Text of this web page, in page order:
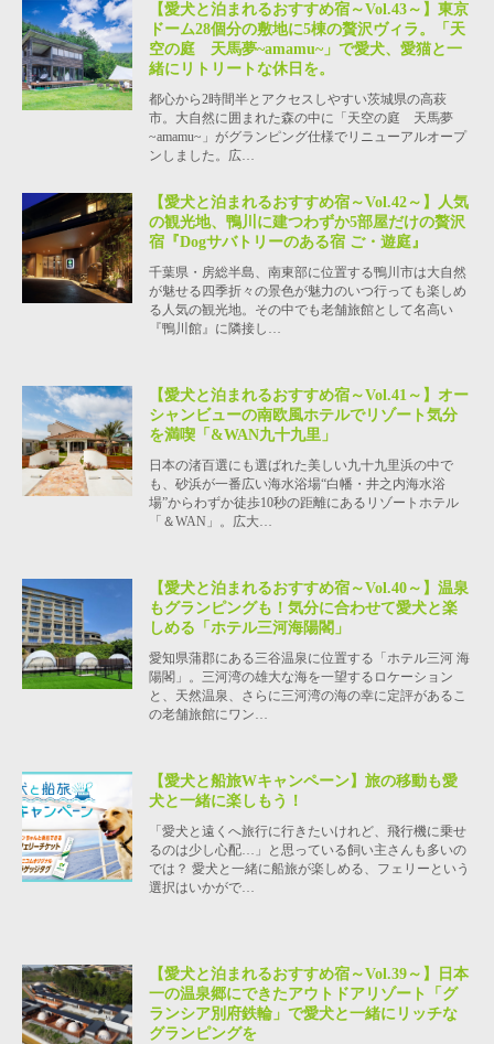
【愛犬と泊まれるおすすめ宿～Vol.43～】東京
ドーム28個分の敷地に5棟の贅沢ヴィラ。「天
空の庭 天馬夢~amamu~」で愛犬、愛猫と一
緒にリトリートな休日を。
都心から2時間半とアクセスしやすい茨城県の高萩
市。大自然に囲まれた森の中に「天空の庭 天馬夢
~amamu~」がグランピング仕様でリニューアルオープ
ンしました。広…
【愛犬と泊まれるおすすめ宿～Vol.42～】人気
の観光地、鴨川に建つわずか5部屋だけの贅沢
宿『Dogサバトリーのある宿 ご・遊庭』
千葉県・房総半島、南東部に位置する鴨川市は大自然
が魅せる四季折々の景色が魅力のいつ行っても楽しめ
る人気の観光地。その中でも老舗旅館として名高い
『鴨川館』に隣接し…
【愛犬と泊まれるおすすめ宿～Vol.41～】オー
シャンビューの南欧風ホテルでリゾート気分
を満喫「&WAN九十九里」
日本の渚百選にも選ばれた美しい九十九里浜の中で
も、砂浜が一番広い海水浴場“白幡・井之内海水浴
場”からわずか徒歩10秒の距離にあるリゾートホテル
「＆WAN」。広大…
【愛犬と泊まれるおすすめ宿～Vol.40～】温泉
もグランピングも！気分に合わせて愛犬と楽
しめる「ホテル三河海陽閣」
愛知県蒲郡にある三谷温泉に位置する「ホテル三河 海
陽閣」。三河湾の雄大な海を一望するロケーション
と、天然温泉、さらに三河湾の海の幸に定評があるこ
の老舗旅館にワン…
【愛犬と船旅Wキャンペーン】旅の移動も愛
犬と一緒に楽しもう！
「愛犬と遠くへ旅行に行きたいけれど、飛行機に乗せ
るのは少し心配…」と思っている飼い主さんも多いの
では？ 愛犬と一緒に船旅が楽しめる、フェリーという
選択はいかがで…
【愛犬と泊まれるおすすめ宿～Vol.39～】日本
一の温泉郷にできたアウトドアリゾート「グ
ランシア別府鉄輪」で愛犬と一緒にリッチな
グランピングを